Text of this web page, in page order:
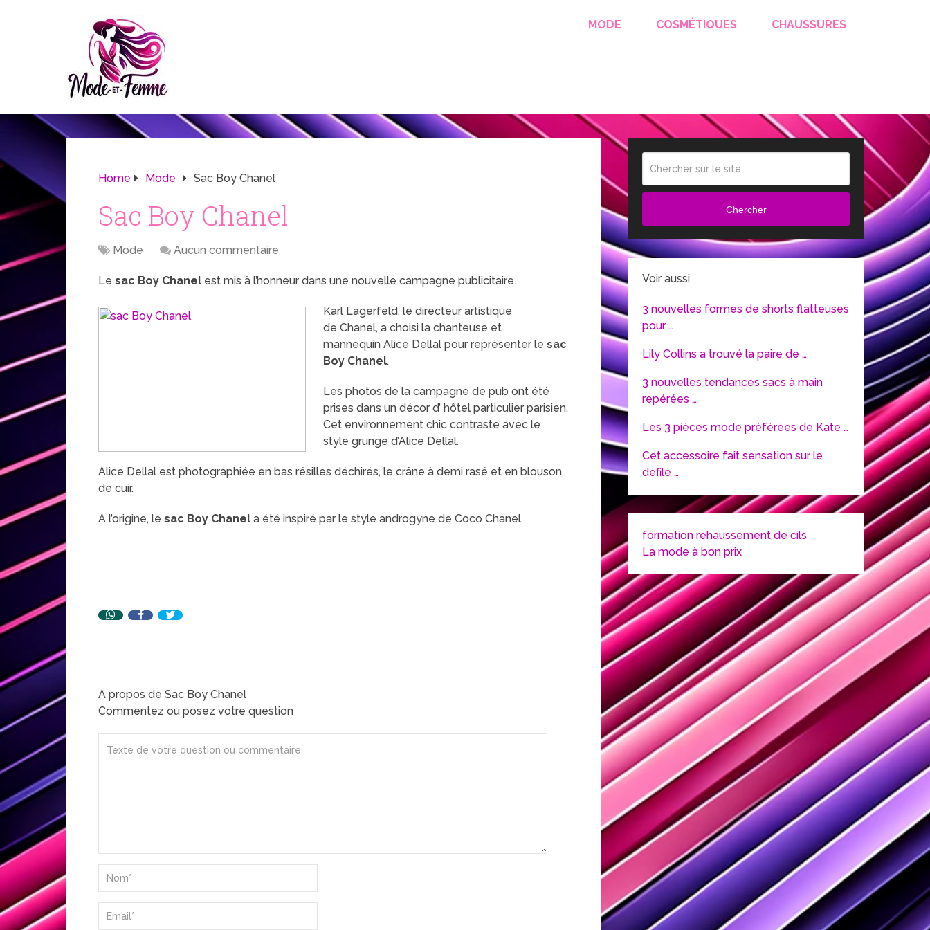
MODE COSMÉTIQUES CHAUSSURES
Home Mode Sac Boy Chanel
Sac Boy Chanel
Mode Aucun commentaire
Le sac Boy Chanel est mis à l’honneur dans une nouvelle campagne publicitaire.
Karl Lagerfeld, le directeur artistique
de Chanel, a choisi la chanteuse et
mannequin Alice Dellal pour représenter le sac
Boy Chanel.
Les photos de la campagne de pub ont été
prises dans un décor d’ hôtel particulier parisien.
Cet environnement chic contraste avec le
style grunge d’Alice Dellal.
Alice Dellal est photographiée en bas résilles déchirés, le crâne à demi rasé et en blouson
de cuir.
A l’origine, le sac Boy Chanel a été inspiré par le style androgyne de Coco Chanel.
A propos de Sac Boy Chanel
Commentez ou posez votre question
Chercher
Voir aussi
3 nouvelles formes de shorts flatteuses
pour …
Lily Collins a trouvé la paire de …
3 nouvelles tendances sacs à main
repérées …
Les 3 pièces mode préférées de Kate …
Cet accessoire fait sensation sur le
défilé …
formation rehaussement de cils
La mode à bon prix